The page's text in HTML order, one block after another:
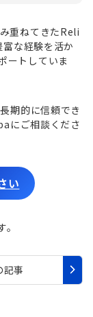
重ねてきたReli
な経験を活か
ートしていま
期的に信頼でき
にご相談くださ
い